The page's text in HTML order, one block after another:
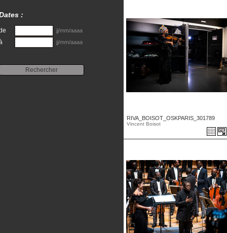
RIVA_BOISOT_OSKPARIS_301789
Vincent Boisot
:
jj/mm/aaaa
jj/mm/aaaa